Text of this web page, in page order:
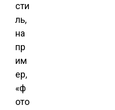
сти
ль,
на
пр
им
ер,
«ф
ото